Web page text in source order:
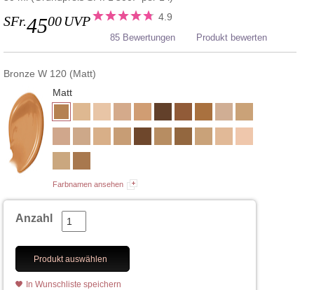
SFr.4500 UVP 4.9
85 Bewertungen Produkt bewerten
Bronze W 120 (Matt)
Matt
Farbnamen ansehen
Anzahl
Produkt auswählen
In Wunschliste speichern